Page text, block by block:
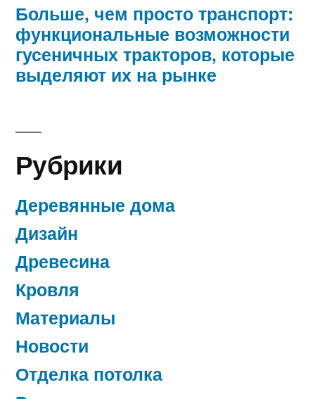
Больше, чем просто транспорт:
функциональные возможности
гусеничных тракторов, которые
выделяют их на рынке
Рубрики
Деревянные дома
Дизайн
Древесина
Кровля
Материалы
Новости
Отделка потолка